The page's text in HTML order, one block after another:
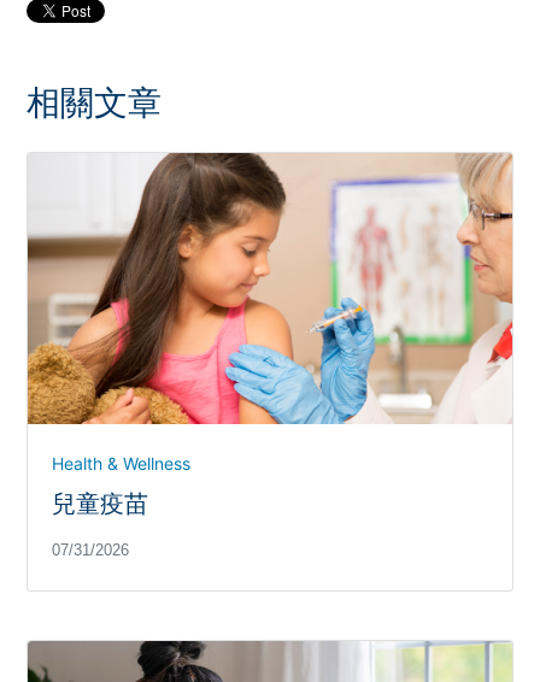
相關文章
Health & Wellness
兒童疫苗
07/31/2026